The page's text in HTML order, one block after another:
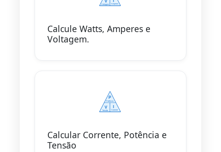
Calcule Watts, Amperes e
Voltagem.
Calcular Corrente, Potência e
Tensão